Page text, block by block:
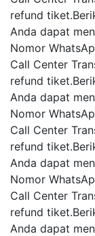
refund
Anda dapat
Nomor
Call Center
refund
Anda dapat
Nomor
Call Center
refund
Anda dapat
Nomor
Call Center
refund
Anda dapat